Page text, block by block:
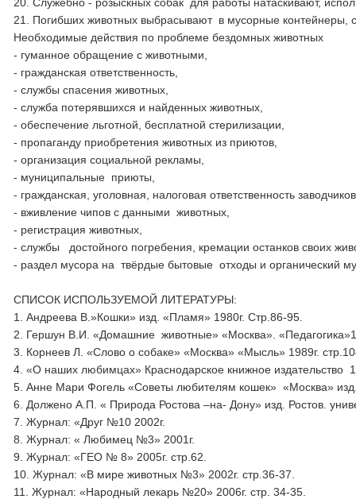
21. Погибших животных выбрасывают в мусорные
Необходимые действия по проблеме бездомных животных
- гуманное обращение с животными,
- гражданская ответственность,
- службы спасения животных,
- служба потерявшихся и найденных животных,
- обеспечение льготной, бесплатной стерилизации,
- пропаганду приобретения животных из приютов,
- организация социальной рекламы,
- муниципальные приюты,
- гражданская, уголовная, налоговая ответственность
- вживление чипов с данными животных,
- регистрация животных,
- службы достойного погребения, кремации останков своих
- раздел мусора на твёрдые бытовые отходы и органический
СПИСОК ИСПОЛЬЗУЕМОЙ ЛИТЕРАТУРЫ:
1. Андреева В.»Кошки» изд. «Пламя» 1980г. Стр.86-95.
2. Гершун В.И. «Домашние животные» «Москва».
3. Корнеев Л. «Слово о собаке» «Москва» «Мысль» 1989г.
4. «О наших любимцах» Краснодарское книжное издательство
5. Анне Мари Фогель «Советы любителям кошек» «Москва»
6. Должено А.П. « Природа Ростова –на- Дону» изд. Ростов.
7. Журнал: «Друг №10 2002г.
8. Журнал: « Любимец №3» 2001г.
9. Журнал: «ГЕО № 8» 2005г. стр.62.
10. Журнал: «В мире животных №3» 2002г. стр.36-37.
11. Журнал: «Народный лекарь №20» 2006г. стр. 34-35.